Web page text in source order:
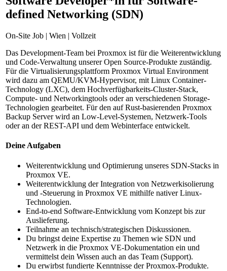
defined Networking (SDN)
On-Site Job | Wien | Vollzeit
Das Development-Team bei Proxmox ist für die Weiterentwicklung
und Code-Verwaltung unserer Open Source-Produkte zuständig.
Für die Virtualisierungsplattform Proxmox Virtual Environment
wird dazu am QEMU/KVM-Hypervisor, mit Linux Container-
Technology (LXC), dem Hochverfügbarkeits-Cluster-Stack,
Compute- und Networkingtools oder an verschiedenen Storage-
Technologien gearbeitet. Für den auf Rust-basierenden Proxmox
Backup Server wird an Low-Level-Systemen, Netzwerk-Tools
oder an der REST-API und dem Webinterface entwickelt.
Deine Aufgaben
Weiterentwicklung und Optimierung unseres SDN-Stacks in
Proxmox VE.
Weiterentwicklung der Integration von Netzwerkisolierung
und -Steuerung in Proxmox VE mithilfe nativer Linux-
Technologien.
End-to-end Software-Entwicklung vom Konzept bis zur
Auslieferung.
Teilnahme an technisch/strategischen Diskussionen.
Du bringst deine Expertise zu Themen wie SDN und
Netzwerk in die Proxmox VE-Dokumentation ein und
vermittelst dein Wissen auch an das Team (Support).
Du erwirbst fundierte Kenntnisse der Proxmox-Produkte.